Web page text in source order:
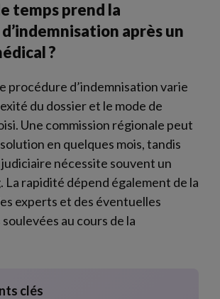
temps prend la
après un
?
procédure d’indemnisation varie
du dossier et le mode de
Une commission régionale peut
en quelques mois, tandis
nécessite souvent un
La rapidité dépend également de la
experts et des éventuelles
au cours de la
clés